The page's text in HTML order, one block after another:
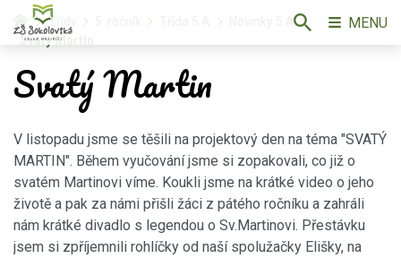
Třídy
Novinky 5.A
Svatý Martin
Svatý Martin
V listopadu jsme se těšili na projektový den na téma "SVATÝ
MARTIN". Během vyučování jsme si zopakovali, co již o
svatém Martinovi víme. Koukli jsme na krátké video o jeho
životě a pak za námi přišli žáci z pátého ročníku a zahráli
nám krátké divadlo s legendou o Sv.Martinovi. Přestávku
jsem si zpříjemnili rohlíčky od naší spolužačky Elišky, na
MENU